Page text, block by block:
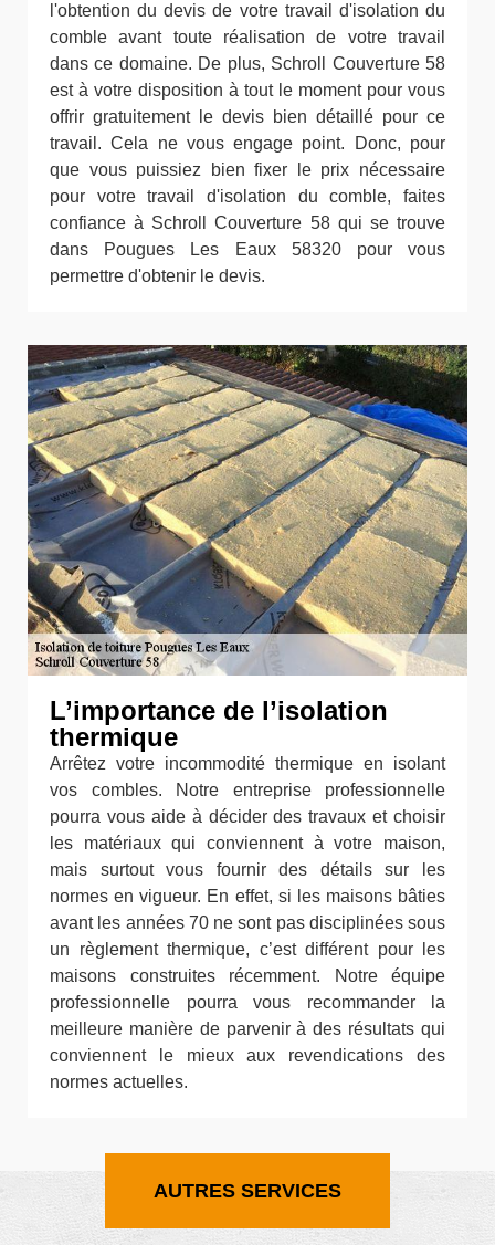
l'obtention du devis de votre travail d'isolation du
comble avant toute réalisation de votre travail
dans ce domaine. De plus, Schroll Couverture 58
est à votre disposition à tout le moment pour vous
offrir gratuitement le devis bien détaillé pour ce
travail. Cela ne vous engage point. Donc, pour
que vous puissiez bien fixer le prix nécessaire
pour votre travail d'isolation du comble, faites
confiance à Schroll Couverture 58 qui se trouve
dans Pougues Les Eaux 58320 pour vous
permettre d'obtenir le devis.
L’importance de l’isolation
thermique
Arrêtez votre incommodité thermique en isolant
vos combles. Notre entreprise professionnelle
pourra vous aide à décider des travaux et choisir
les matériaux qui conviennent à votre maison,
mais surtout vous fournir des détails sur les
normes en vigueur. En effet, si les maisons bâties
avant les années 70 ne sont pas disciplinées sous
un règlement thermique, c’est différent pour les
maisons construites récemment. Notre équipe
professionnelle pourra vous recommander la
meilleure manière de parvenir à des résultats qui
conviennent le mieux aux revendications des
normes actuelles.
AUTRES SERVICES